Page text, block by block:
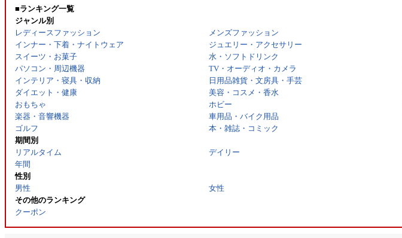
■ランキング一覧
ジャンル別
レディースファッション
メンズファッション
インナー・下着・ナイトウェア
ジュエリー・アクセサリー
スイーツ・お菓子
水・ソフトドリンク
パソコン・周辺機器
TV・オーディオ・カメラ
インテリア・寝具・収納
日用品雑貨・文房具・手芸
ダイエット・健康
美容・コスメ・香水
おもちゃ
ホビー
楽器・音響機器
車用品・バイク用品
ゴルフ
本・雑誌・コミック
期間別
リアルタイム
デイリー
年間
性別
男性
女性
その他のランキング
クーポン